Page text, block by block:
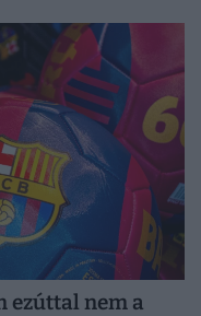
ezúttal nem a